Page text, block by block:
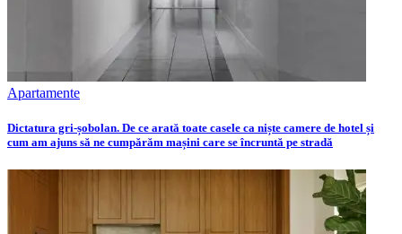
Apartamente
Dictatura gri-șobolan. De ce arată toate casele ca niște camere de hotel și
cum am ajuns să ne cumpărăm mașini care se încruntă pe stradă